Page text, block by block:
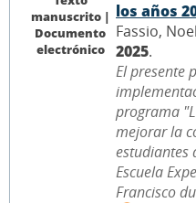
manuscrito |
Documento
electrónico
los años
Fassio,
2025.
El presente
programa
mejorar la
estudiantes
Escuela
Francisco